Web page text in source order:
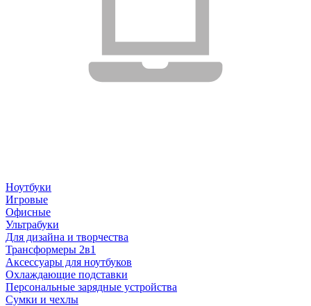
Ноутбуки
Игровые
Офисные
Ультрабуки
Для дизайна и творчества
Трансформеры 2в1
Аксессуары для ноутбуков
Охлаждающие подставки
Персональные зарядные устройства
Сумки и чехлы